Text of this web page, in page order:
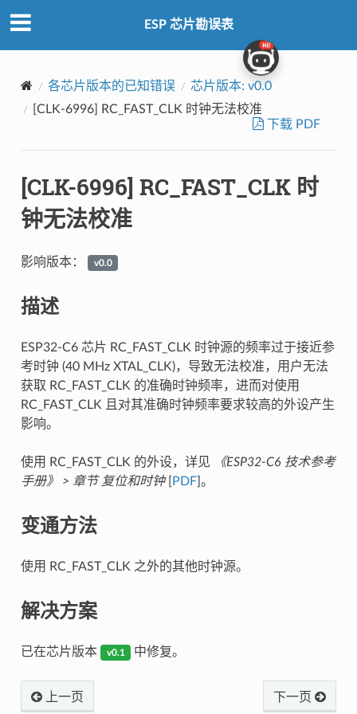
ESP 芯片勘误表
各芯片版本的已知错误
芯片版本: v0.0
[CLK-6996] RC_FAST_CLK 时钟无法校准
下载 PDF
[CLK-6996] RC_FAST_CLK 时
钟无法校准
影响版本： v0.0
描述
ESP32-C6 芯片 RC_FAST_CLK 时钟源的频率过于接近参
考时钟 (40 MHz XTAL_CLK)，导致无法校准，用户无法
获取 RC_FAST_CLK 的准确时钟频率，进而对使用
RC_FAST_CLK 且对其准确时钟频率要求较高的外设产生
影响。
使用 RC_FAST_CLK 的外设，详见
《ESP32-C6 技术参考
手册》 > 章节 复位和时钟[ PDF]。
变通方法
使用 RC_FAST_CLK 之外的其他时钟源。
解决方案
已在芯片版本 v0.1 中修复。
下一页
上一页